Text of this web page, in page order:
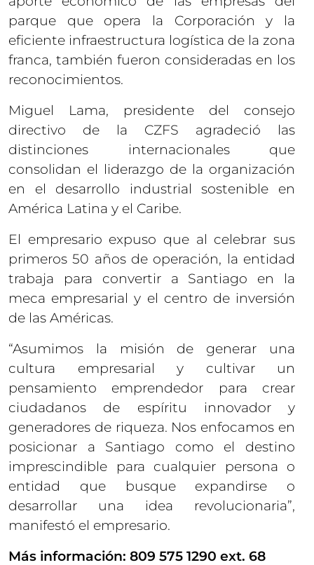
parque que opera la Corporación y la
eficiente infraestructura logística de la zona
franca, también fueron consideradas en los
reconocimientos.
Miguel Lama, presidente del consejo
directivo de la CZFS agradeció las
distinciones internacionales que
consolidan el liderazgo de la organización
en el desarrollo industrial sostenible en
América Latina y el Caribe.
El empresario expuso que al celebrar sus
primeros 50 años de operación, la entidad
trabaja para convertir a Santiago en la
meca empresarial y el centro de inversión
de las Américas.
“Asumimos la misión de generar una
cultura empresarial y cultivar un
pensamiento emprendedor para crear
ciudadanos de espíritu innovador y
generadores de riqueza. Nos enfocamos en
posicionar a Santiago como el destino
imprescindible para cualquier persona o
entidad que busque expandirse o
desarrollar una idea revolucionaria”,
manifestó el empresario.
Más información: 809 575 1290 ext. 68